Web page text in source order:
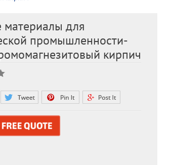
для
промышленности-
кирпич